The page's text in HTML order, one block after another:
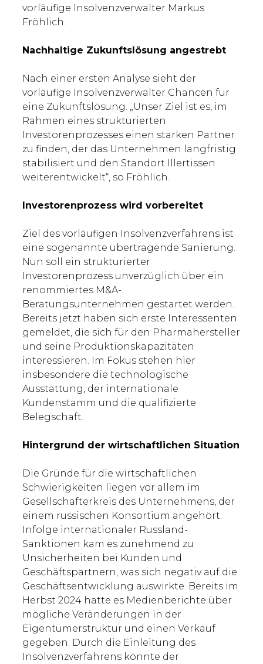
vorläufige Insolvenzverwalter Markus
Fröhlich.
Nachhaltige Zukunftslösung angestrebt
Nach einer ersten Analyse sieht der
vorläufige Insolvenzverwalter Chancen für
eine Zukunftslösung. „Unser Ziel ist es, im
Rahmen eines strukturierten
Investorenprozesses einen starken Partner
zu finden, der das Unternehmen langfristig
stabilisiert und den Standort Illertissen
weiterentwickelt“, so Fröhlich.
Investorenprozess wird vorbereitet
Ziel des vorläufigen Insolvenzverfahrens ist
eine sogenannte übertragende Sanierung.
Nun soll ein strukturierter
Investorenprozess unverzüglich über ein
renommiertes M&A-
Beratungsunternehmen gestartet werden.
Bereits jetzt haben sich erste Interessenten
gemeldet, die sich für den Pharmahersteller
und seine Produktionskapazitäten
interessieren. Im Fokus stehen hier
insbesondere die technologische
Ausstattung, der internationale
Kundenstamm und die qualifizierte
Belegschaft.
Hintergrund der wirtschaftlichen Situation
Die Gründe für die wirtschaftlichen
Schwierigkeiten liegen vor allem im
Gesellschafterkreis des Unternehmens, der
einem russischen Konsortium angehört.
Infolge internationaler Russland-
Sanktionen kam es zunehmend zu
Unsicherheiten bei Kunden und
Geschäftspartnern, was sich negativ auf die
Geschäftsentwicklung auswirkte. Bereits im
Herbst 2024 hatte es Medienberichte über
mögliche Veränderungen in der
Eigentümerstruktur und einen Verkauf
gegeben. Durch die Einleitung des
Insolvenzverfahrens könnte der